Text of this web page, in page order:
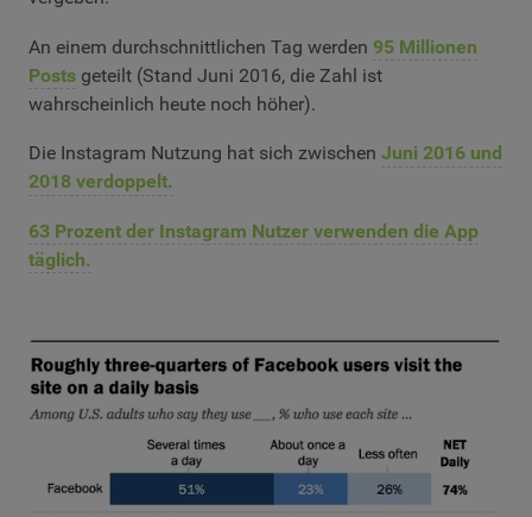
An einem durchschnittlichen Tag werden 95 Millionen
Posts geteilt (Stand Juni 2016, die Zahl ist
wahrscheinlich heute noch höher).
Die Instagram Nutzung hat sich zwischen Juni 2016 und
2018 verdoppelt.
63 Prozent der Instagram Nutzer verwenden die App
täglich.